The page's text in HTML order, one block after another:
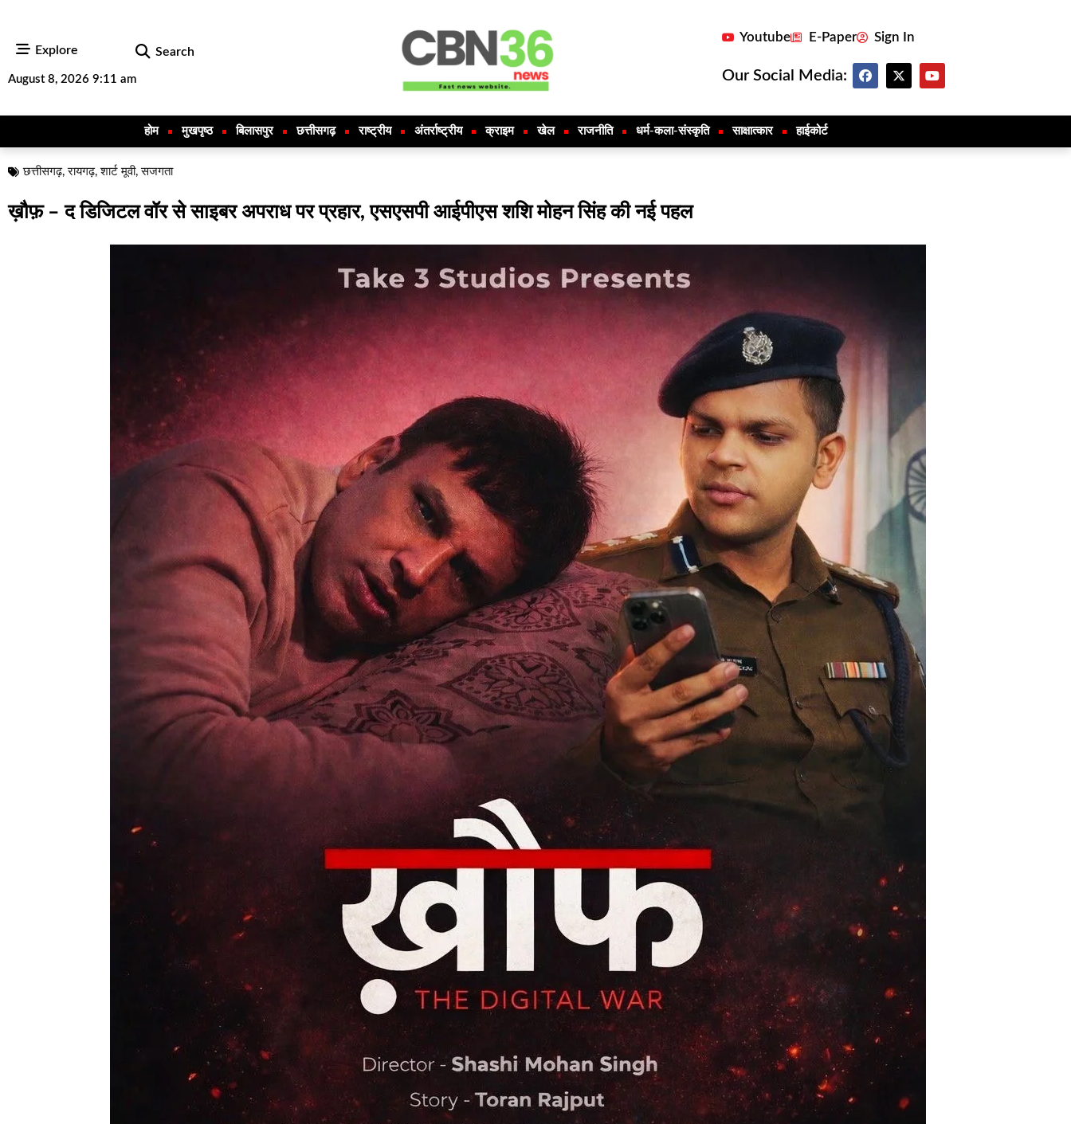
Explore Search
August 8, 2026 9:11 am
Youtube E-Paper Sign In
Our Social Media:
होम मुखपृष्ठ बिलासपुर छत्तीसगढ़ राष्ट्रीय अंतर्राष्ट्रीय क्राइम खेल राजनीति धर्म-कला-संस्कृति साक्षात्कार हाईकोर्ट
छत्तीसगढ़,रायगढ़,शार्ट मूवी,सजगता
ख़ौफ़ – द डिजिटल वॉर से साइबर अपराध पर प्रहार, एसएसपी आईपीएस शशि मोहन सिंह की नई पहल